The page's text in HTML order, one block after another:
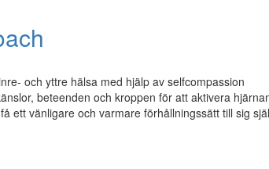
och yttre hälsa med hjälp av selfcompassion
beteenden och kroppen för att aktivera
ett vänligare och varmare förhållningssätt till sig